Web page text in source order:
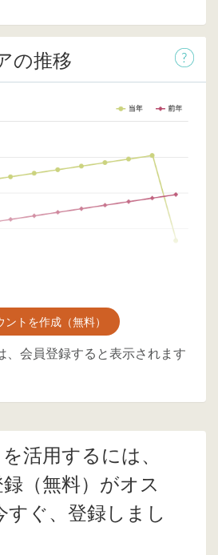
の推移
ントを作成（無料）
、会員登録すると表示されます
活用するには、
（無料）がオス
すぐ、登録しまし